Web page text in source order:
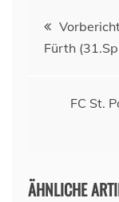
Fürth
FC St.
ÄHNLICHE